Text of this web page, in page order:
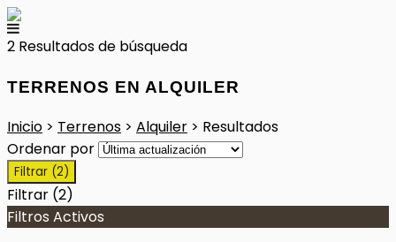
2 Resultados de búsqueda
TERRENOS EN ALQUILER
Inicio > Terrenos > Alquiler > Resultados
Ordenar por
Filtrar (2)
Filtrar (2)
Filtros Activos